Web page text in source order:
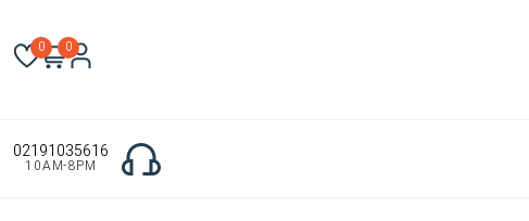
0
0
02191035616
10AM-8PM